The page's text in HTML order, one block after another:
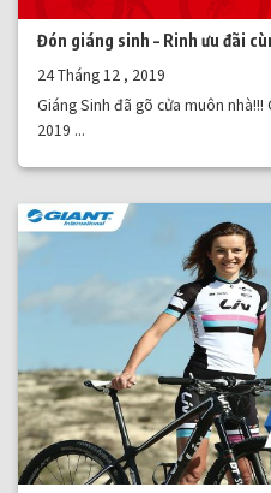
Đón giáng sinh – Rinh ưu đãi
24 Tháng 12 , 2019
Giáng Sinh đã gõ cửa muôn nhà!!!
2019 ...